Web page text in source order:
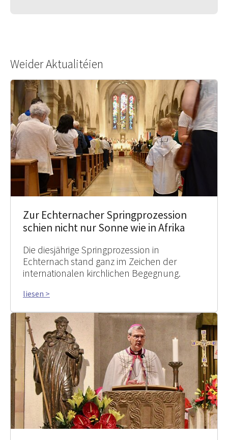
Weider Aktualitéien
Zur Echternacher Springprozession
schien nicht nur Sonne wie in Afrika
Die diesjährige Springprozession in
Echternach stand ganz im Zeichen der
internationalen kirchlichen Begegnung.
liesen >